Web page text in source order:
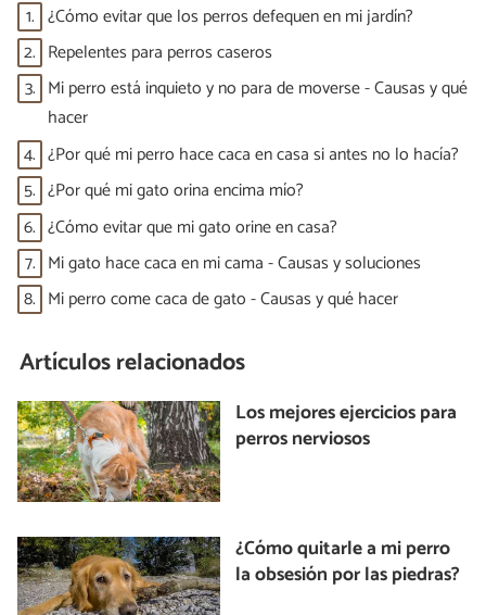
1. ¿Cómo evitar que los perros defequen en mi jardín?
2. Repelentes para perros caseros
3. Mi perro está inquieto y no para de moverse - Causas y qué
hacer
4. ¿Por qué mi perro hace caca en casa si antes no lo hacía?
5. ¿Por qué mi gato orina encima mío?
6. ¿Cómo evitar que mi gato orine en casa?
7. Mi gato hace caca en mi cama - Causas y soluciones
8. Mi perro come caca de gato - Causas y qué hacer
Artículos relacionados
Los mejores ejercicios para
perros nerviosos
¿Cómo quitarle a mi perro
la obsesión por las piedras?